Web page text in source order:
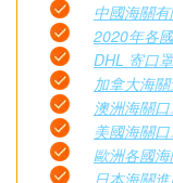
中國海關
2020年各
DHL 寄口
加拿大海
澳洲海關
美國海關
歐洲各國
日本海關